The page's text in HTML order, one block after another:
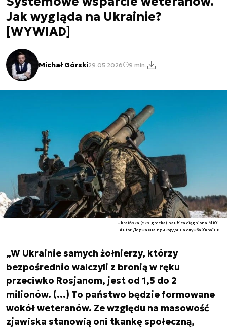
Jak wygląda na Ukrainie?
[WYWIAD]
Michał Górski29.05.2026 9 min.
Ukraińska (eks-grecka) haubica ciągniona M101.
Autor. Державна прикордонна служба України
„W Ukrainie samych żołnierzy, którzy
bezpośrednio walczyli z bronią w ręku
przeciwko Rosjanom, jest od 1,5 do 2
milionów. (…) To państwo będzie formowane
wokół weteranów. Ze względu na masowość
zjawiska stanowią oni tkankę społeczną,